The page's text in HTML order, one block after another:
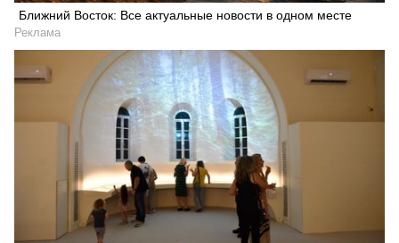
Ближний Восток: Все актуальные новости в одном месте
Реклама